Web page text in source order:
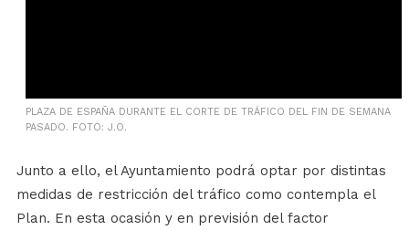
PLAZA DE ESPAÑA DURANTE EL CORTE DE TRÁFICO DEL FIN DE SEMANA
PASADO. FOTO: J.O.
Junto a ello, el Ayuntamiento podrá optar por distintas
medidas de restricción del tráfico como contempla el
Plan. En esta ocasión y en previsión del factor